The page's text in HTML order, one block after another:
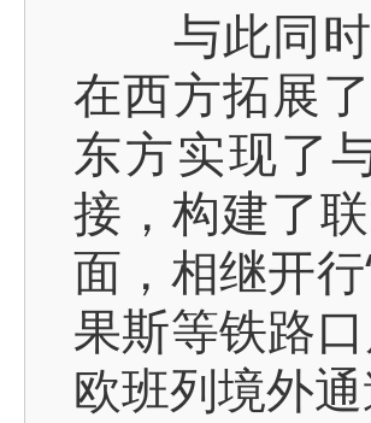
与此同时
在西方拓展
东方实现了
接，构建了
面，相继开
果斯等铁路
欧班列境外